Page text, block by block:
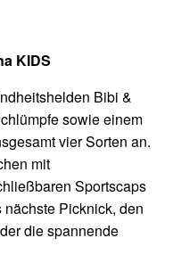
KIDS
Bibi &
sowie einem
vier Sorten an.
mit
Sportscaps
Picknick, den
die spannende